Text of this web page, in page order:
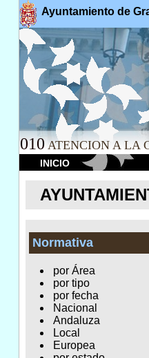
Ayuntamiento de
010 ATENCION A LA
INICIO
Normativa
por Área
por tipo
por fecha
Nacional
Andaluza
Local
Europea